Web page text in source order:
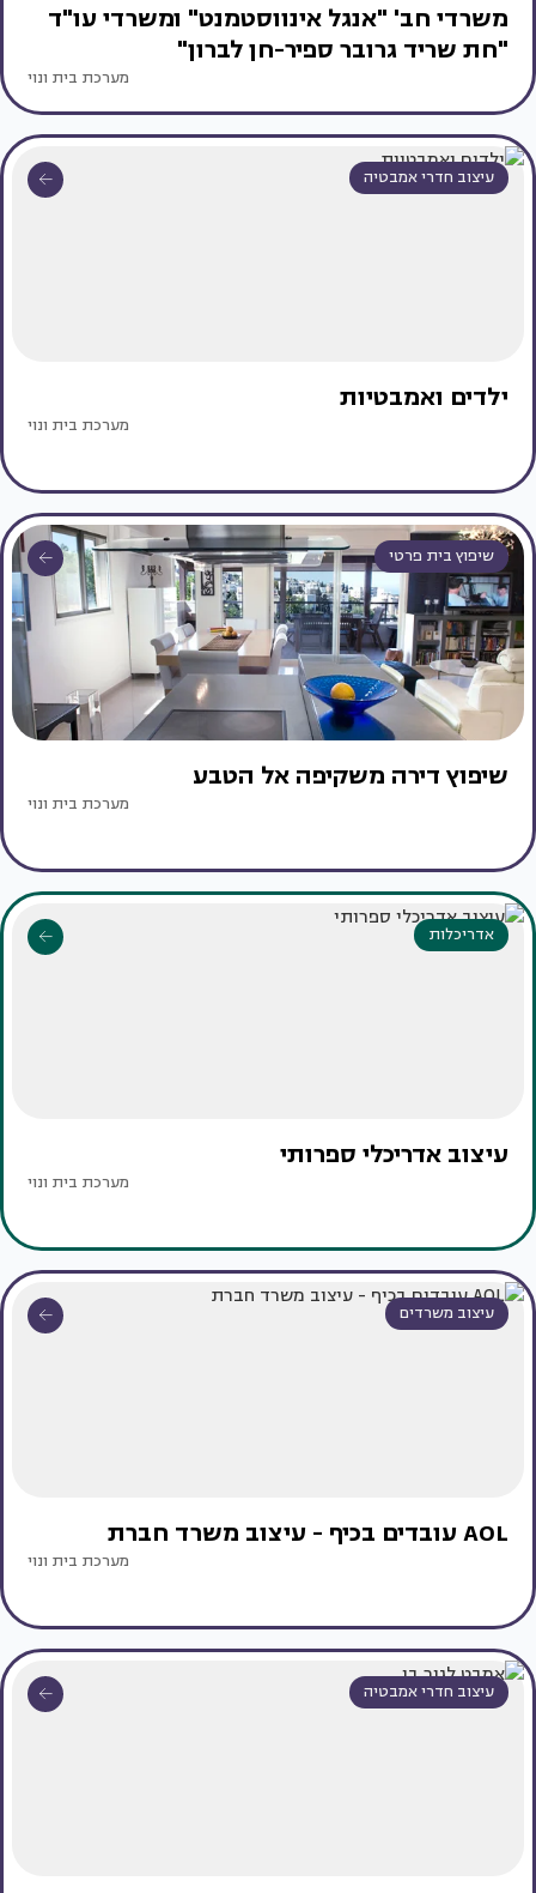
משרדי חב' "אנגל אינווסטמנט" ומשרדי עו"ד
"חת שריד גרובר ספיר-חן לברון"
מערכת בית ונוי
עיצוב חדרי אמבטיה
ילדים ואמבטיות
מערכת בית ונוי
שיפוץ בית פרטי
שיפוץ דירה משקיפה אל הטבע
מערכת בית ונוי
אדריכלות
עיצוב אדריכלי ספרותי
מערכת בית ונוי
עיצוב משרדים
AOL עובדים בכיף - עיצוב משרד חברת
מערכת בית ונוי
עיצוב חדרי אמבטיה